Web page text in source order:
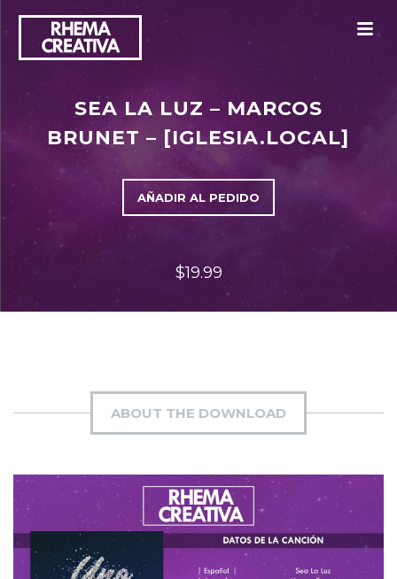
SEA LA LUZ – MARCOS
BRUNET – [IGLESIA.LOCAL]
AÑADIR AL PEDIDO
$19.99
ABOUT THE DOWNLOAD